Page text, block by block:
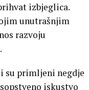
izbjeglica.
unutrašnjim
razvoju
su primljeni negdje
iskustvo